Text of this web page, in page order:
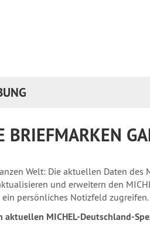
BRIEFMARKEN
Welt: Die aktuellen Daten des
und erweitern den
persönliches Notizfeld zugreifen.
aktuellen MICHEL-Deutschland-